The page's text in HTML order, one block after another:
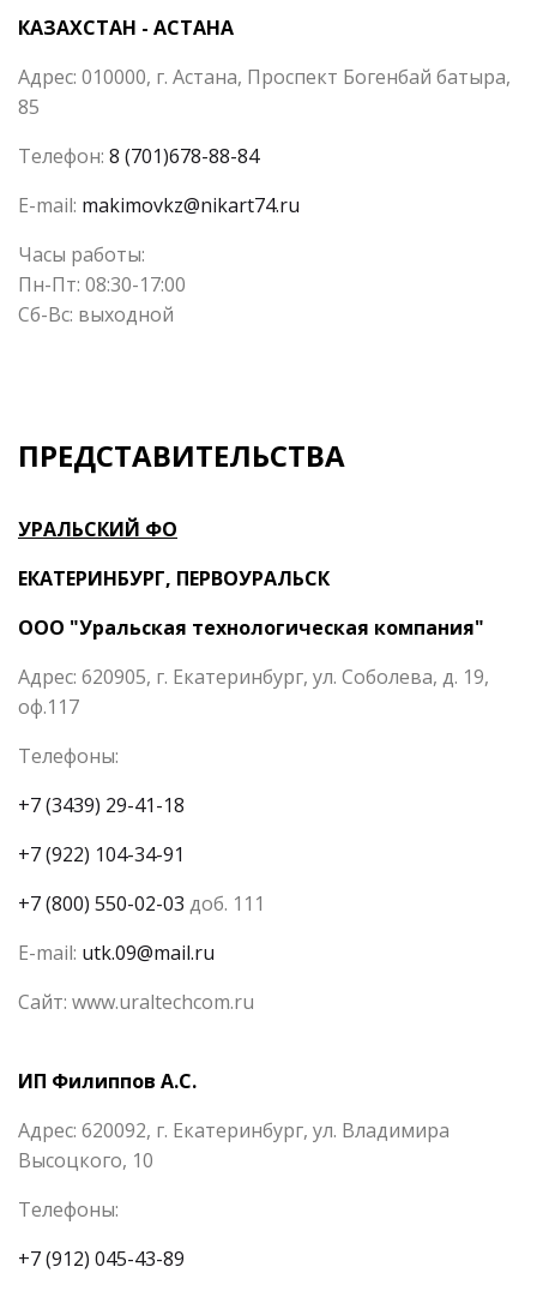
КАЗАХСТАН - АСТАНА
Адрес: 010000, г. Астана, ​Проспект Богенбай батыра,
85
Телефон: 8 (701)678-88-84
E-mail: makimovkz@nikart74.ru
Часы работы:
Пн-Пт: 08:30-17:00
Сб-Вс: выходной
ПРЕДСТАВИТЕЛЬСТВА
УРАЛЬСКИЙ ФО
ЕКАТЕРИНБУРГ, ПЕРВОУРАЛЬСК
ООО "Уральская технологическая компания"
Адрес: 620905, г. Екатеринбург, ул. Соболева, д. 19,
оф.117
Телефоны:
+7 (3439) 29-41-18
+7 (922) 104-34-91
+7 (800) 550-02-03 доб. 111
E-mail: utk.09@mail.ru
Сайт: www.uraltechcom.ru
ИП Филиппов А.С.
Адрес: 620092, г. Екатеринбург, ул. Владимира
Высоцкого, 10
Телефоны:
+7 (912) 045-43-89